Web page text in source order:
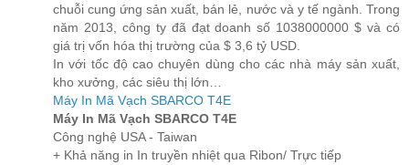
chuỗi cung ứng sản xuất, bán lẻ, nước và y tế ngành. Trong
năm 2013, công ty đã đạt doanh số 1038000000 $ và có
giá trị vốn hóa thị trường của $ 3,6 tỷ USD.
In với tốc độ cao chuyên dùng cho các nhà máy sản xuất,
kho xưởng, các siêu thị lớn…
Máy In Mã Vạch SBARCO T4E
Máy In Mã Vạch SBARCO T4E
Công nghệ USA - Taiwan
+ Khả năng in In truyền nhiệt qua Ribon/ Trực tiếp